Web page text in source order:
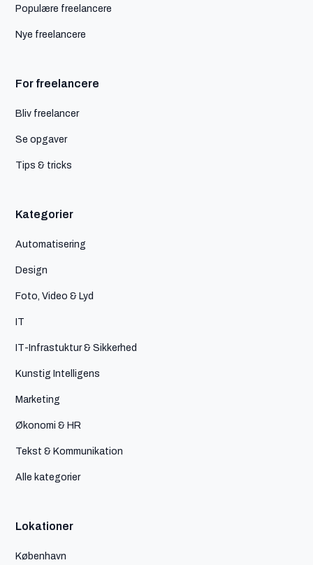
Populære freelancere
Nye freelancere
For freelancere
Bliv freelancer
Se opgaver
Tips & tricks
Kategorier
Automatisering
Design
Foto, Video & Lyd
IT
IT-Infrastuktur & Sikkerhed
Kunstig Intelligens
Marketing
Økonomi & HR
Tekst & Kommunikation
Alle kategorier
Lokationer
København